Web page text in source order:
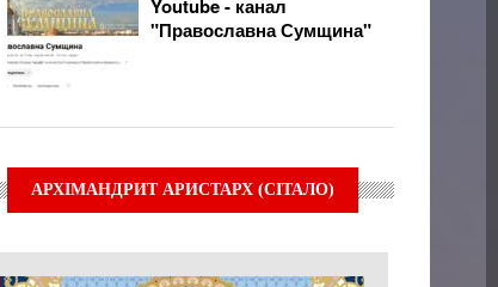
Youtube - канал
"Православна Сумщина"
АРХІМАНДРИТ АРИСТАРХ (СІТАЛО)